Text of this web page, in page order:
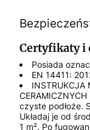
Certyfikaty i
Posiada
EN 14411:
INSTRUKCJA
czyste podłoże.
Układaj je od
1 m². Po